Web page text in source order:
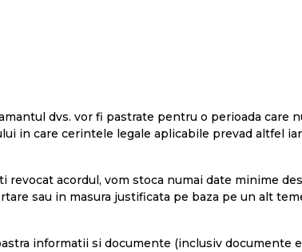
dvs. vor fi pastrate pentru o perioada care
in care cerintele legale aplicabile prevad altfel
acordul, vom stoca numai date minime
sau in masura justificata pe baza pe un alt
informatii si documente (inclusiv documente